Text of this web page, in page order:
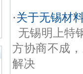
·关于无锡材
无锡明上特
方协商不成
解决